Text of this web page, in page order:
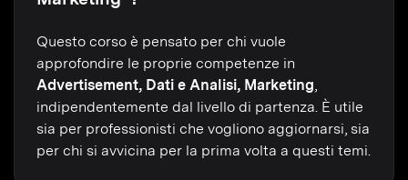
Questo corso è pensato per chi vuole
approfondire le proprie competenze in
Advertisement, Dati e Analisi, Marketing
indipendentemente dal livello di partenza. È utile
sia per professionisti che vogliono aggiornarsi, sia
per chi si avvicina per la prima volta a questi temi.